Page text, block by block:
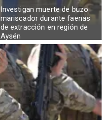
Investigan muerte de buzo
mariscador durante faenas
de extracción en región de
Aysén